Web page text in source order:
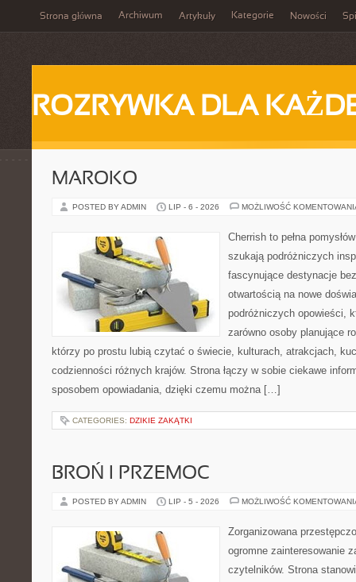
Strona główna Archiwum Artykuły Kategorie Nowości
ROZRYWKA DLA
MAROKO
POSTED BY ADMIN LIP - 6 - 2026 MOŻLIWOŚĆ
Cherrish to pełna
szukają podróżniczych
fascynujące destynacje
otwartością na nowe
podróżniczych opowieści,
zarówno osoby planujące
którzy po prostu lubią czytać o świecie, kulturach, atrakcjach,
codzienności różnych krajów. Strona łączy w sobie ciekawe
sposobem opowiadania, dzięki czemu można […]
CATEGORIES: DZIKIE ZAKĄTKI
BROŃ I PRZEMOC
POSTED BY ADMIN LIP - 5 - 2026 MOŻLIWOŚĆ
Zorganizowana
ogromne zainteresowanie
czytelników. Strona